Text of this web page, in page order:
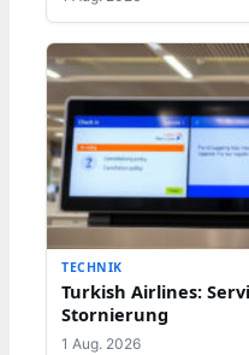
TECHNIK
Turkish Airlines:
Stornierung
1 Aug. 2026